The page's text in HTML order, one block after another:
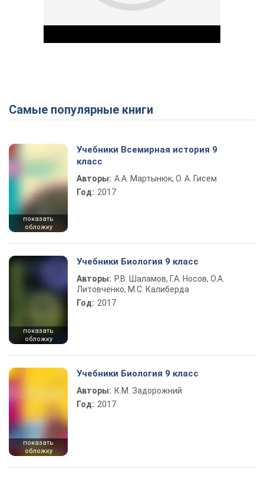
Play Video
Самые популярные книги
показать
обложку
Учебники Всемирная история 9
класс
Авторы: А.А. Мартынюк, О. А. Гисем
Год: 2017
показать
обложку
Учебники Биология 9 класс
Авторы: Р.В. Шаламов, Г.А. Носов, О.А.
Литовченко, М.С. Калиберда
Год: 2017
показать
обложку
Учебники Биология 9 класс
Авторы: К.М. Задорожний
Год: 2017